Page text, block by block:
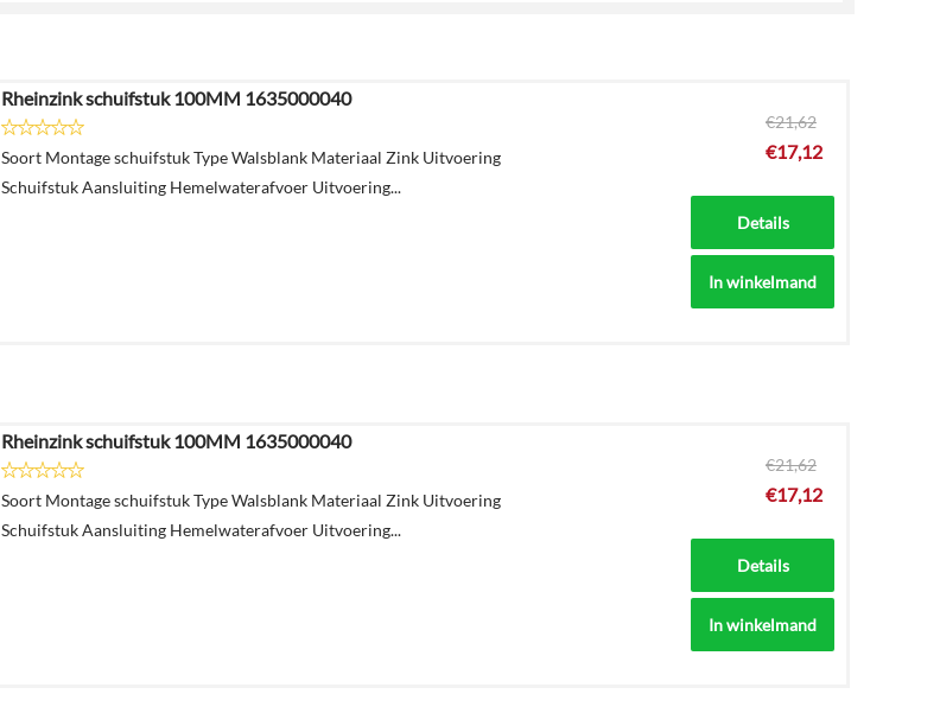
Rheinzink schuifstuk 100MM 1635000040
Soort Montage schuifstuk Type Walsblank Materiaal Zink Uitvoering
Schuifstuk Aansluiting Hemelwaterafvoer Uitvoering...
€21,62
€17,12
Details
In winkelmand
Rheinzink schuifstuk 100MM 1635000040
Soort Montage schuifstuk Type Walsblank Materiaal Zink Uitvoering
Schuifstuk Aansluiting Hemelwaterafvoer Uitvoering...
€21,62
€17,12
Details
In winkelmand